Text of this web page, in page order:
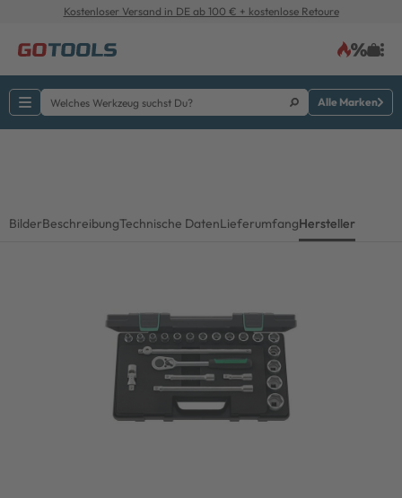
Kostenloser Versand in DE ab 100 € + kostenlose Retoure
Alle Marken
BilderBeschreibungTechnische DatenLieferumfangHersteller